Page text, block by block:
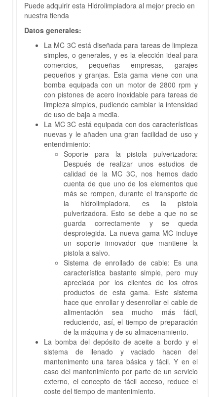
Puede adquirir esta Hidrolimpiadora al mejor precio en
nuestra tienda
Datos generales:
La MC 3C está diseñada para tareas de limpieza
simples, o generales, y es la elección ideal para
comercios, pequeñas empresas, garajes
pequeños y granjas. Esta gama viene con una
bomba equipada con un motor de 2800 rpm y
con pistones de acero inoxidable para tareas de
limpieza simples, pudiendo cambiar la intensidad
de uso de baja a media.
La MC 3C está equipada con dos características
nuevas y le añaden una gran facilidad de uso y
entendimiento:
Soporte para la pistola pulverizadora:
Después de realizar unos estudios de
calidad de la MC 3C, nos hemos dado
cuenta de que uno de los elementos que
más se rompen, durante el transporte de
la hidrolimpiadora, es la pistola
pulverizadora. Esto se debe a que no se
guarda correctamente y se queda
desprotegida. La nueva gama MC incluye
un soporte innovador que mantiene la
pistola a salvo.
Sistema de enrollado de cable: Es una
característica bastante simple, pero muy
apreciada por los clientes de los otros
productos de esta gama. Este sistema
hace que enrollar y desenrollar el cable de
alimentación sea mucho más fácil,
reduciendo, así, el tiempo de preparación
de la máquina y de su almacenamiento.
La bomba del depósito de aceite a bordo y el
sistema de llenado y vaciado hacen del
mantenimento una tarea básica y fácil. Y en el
caso del mantenimiento por parte de un servicio
externo, el concepto de fácil acceso, reduce el
coste del tiempo de mantenimiento.